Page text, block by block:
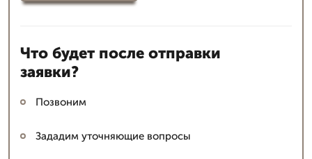
Что будет после отправки
заявки?
Позвоним
Зададим уточняющие вопросы